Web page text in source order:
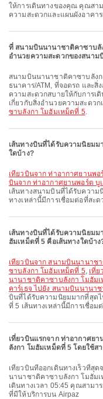
ให้การเดินทางของคุณ คุณสาม
ความสะดวกและแผนผังอาคา
ที่ สนามบินนานาชาติคาซาบลั
อำนวยความสะดวกของสนาม
สนามบินนานาชาติคาซาบลังกา โมฮัมเหม็ดที่ 5 มี คลินิกและร้านขายยา, บริการ
ธนาคาร/ATM, ที่จอดรถ และสิ่
ความสะดวกสบายให้กับการเ
เกี่ยวกับสิ่งอำนวยความสะดว
ซาบลังกา โมฮัมเหม็ดที่ 5.
เส้นทางบินที่ได้รับความนิยมม
ใดบ้าง?
เที่ยวบินจาก ท่าอากาศยานพอ
บินจาก ท่าอากาศยานพอร์ต บู
เส้นทางสนามบินที่ได้รับความ
ทางเหล่านี้มีการเชื่อมต่อที่สะ
เส้นทางบินที่ได้รับความนิยม
ฮัมเหม็ดที่ 5 คือเส้นทางใดบ้าง
เที่ยวบินจาก สนามบินนานาชาติซาบิฮาเกิกเชน ไปยัง สนามบินนานาชาติคา
ซาบลังกา โมฮัมเหม็ดที่ 5, เที่
นานาชาติคาซาบลังกา โมฮัม
คาร์เธจ ไปยัง สนามบินนานา
บินที่ได้รับความนิยมมากที่สุด
ที่ 5 เส้นทางเหล่านี้มีการเชื่อ
เที่ยวบินแรกจาก ท่าอากาศย
ลังกา โมฮัมเหม็ดที่ 5 โดยใช้ส
เที่ยวบินที่ออกเดินทางเร็วที่สุดจาก ท่าอากาศยานพอร์ต บูเอ้ ไปยัง สนามบิน
นานาชาติคาซาบลังกา โมฮัมเ
เดินทางเวลา 05:45 คุณสามา
ที่มีให้บริการบน Airpaz